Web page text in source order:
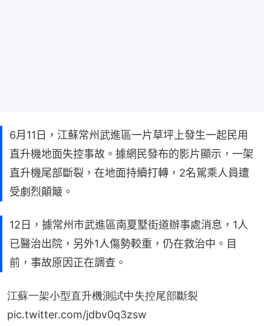
6月11日，江蘇常州武進區一片草坪上發生一起民用
直升機地面失控事故。據網民發布的影片顯示，一架
直升機尾部斷裂，在地面持續打轉，2名駕乘人員遭
受劇烈顛簸。
12日，據常州市武進區南夏墅街道辦事處消息，1人
已醫治出院，另外1人傷勢較重，仍在救治中。目
前，事故原因正在調查。
江蘇一架小型直升機測試中失控尾部斷裂
pic.twitter.com/jdbv0q3zsw